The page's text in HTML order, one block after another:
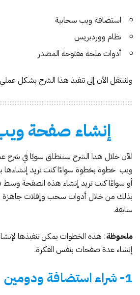
استضافة ويب سحابية
نظام ووردبريس
أدوات ملحة مفتوحة المصدر
ولننتقل الآن إلى تنفيذ هذا الشرح بشكل
إنشاء صفحة
الآن خلال هذا الشرح سننطلق سويًا في شرح
ويب خطوة بخطوة سواءًا كنت تريد إنشاءها
أو سواءًا كنت تريد إنشاء هذه الصفحة
بذلك من خلال أدوات سحب وإفلات جاهزة
سابقة.
ملحوظة: هذه الخطوات يمكن تنفيذها
إنشاء عدة صفحات بنفس الفكرة.
1- شراء استضافة ودومين